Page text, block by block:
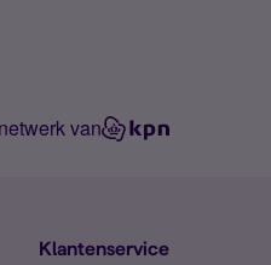
van
Klantenservice